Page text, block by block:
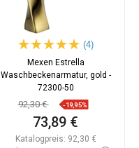
(4)
Mexen Estrella
Waschbeckenarmatur, gold -
72300-50
92,30 € -19,95%
73,89 €
Katalogpreis: 92,30 €